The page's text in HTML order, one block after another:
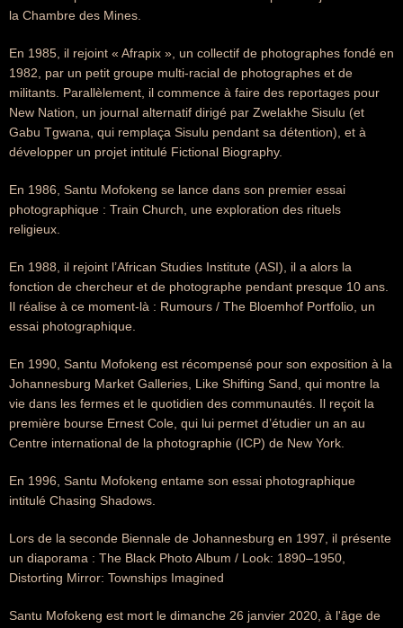
la Chambre des Mines.
En 1985, il rejoint « Afrapix », un collectif de photographes fondé en
1982, par un petit groupe multi-racial de photographes et de
militants. Parallèlement, il commence à faire des reportages pour
New Nation, un journal alternatif dirigé par Zwelakhe Sisulu (et
Gabu Tgwana, qui remplaça Sisulu pendant sa détention), et à
développer un projet intitulé Fictional Biography.
En 1986, Santu Mofokeng se lance dans son premier essai
photographique : Train Church, une exploration des rituels
religieux.
En 1988, il rejoint l’African Studies Institute (ASI), il a alors la
fonction de chercheur et de photographe pendant presque 10 ans.
Il réalise à ce moment-là : Rumours / The Bloemhof Portfolio, un
essai photographique.
En 1990, Santu Mofokeng est récompensé pour son exposition à la
Johannesburg Market Galleries, Like Shifting Sand, qui montre la
vie dans les fermes et le quotidien des communautés. Il reçoit la
première bourse Ernest Cole, qui lui permet d’étudier un an au
Centre international de la photographie (ICP) de New York.
En 1996, Santu Mofokeng entame son essai photographique
intitulé Chasing Shadows.
Lors de la seconde Biennale de Johannesburg en 1997, il présente
un diaporama : The Black Photo Album / Look: 1890–1950,
Distorting Mirror: Townships Imagined
Santu Mofokeng est mort le dimanche 26 janvier 2020, à l'âge de